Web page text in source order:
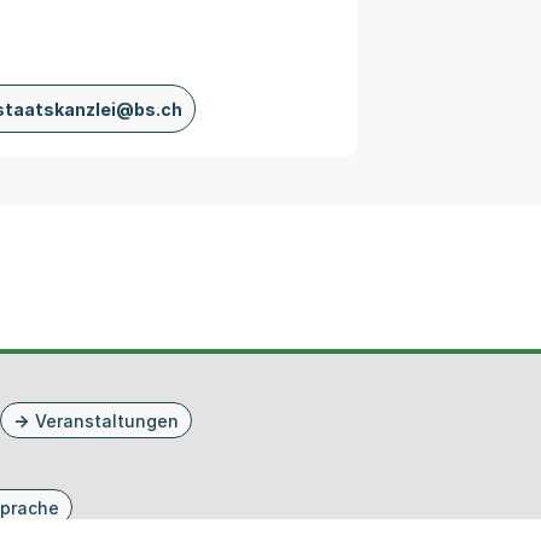
Veranstaltungen